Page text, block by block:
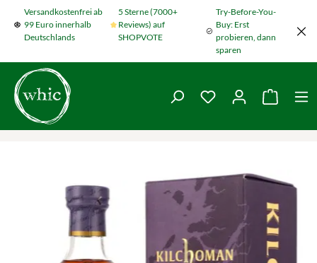
Zum Hauptinhalt springen
Versandkostenfrei ab
99 Euro innerhalb
Deutschlands
5 Sterne (7000+
Reviews) auf
SHOPVOTE
Try-Before-You-
Buy: Erst
probieren, dann
sparen
Du hast 0
Bildergalerie überspringen